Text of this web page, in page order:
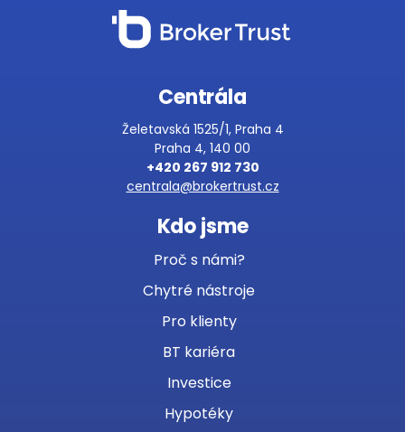
Centrála
Želetavská 1525/1, Praha 4
Praha 4, 140 00
+420 267 912 730
centrala@brokertrust.cz
Kdo jsme
Proč s námi?
Chytré nástroje
Pro klienty
BT kariéra
Investice
Hypotéky